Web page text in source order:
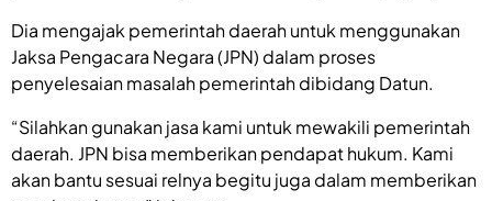
Dia mengajak pemerintah daerah untuk menggunakan
Jaksa Pengacara Negara (JPN) dalam proses
penyelesaian masalah pemerintah dibidang Datun.
“Silahkan gunakan jasa kami untuk mewakili pemerintah
daerah. JPN bisa memberikan pendapat hukum. Kami
akan bantu sesuai relnya begitu juga dalam memberikan